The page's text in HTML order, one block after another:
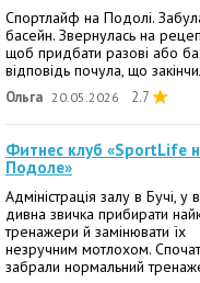
Спортлайф на Подолі.
басейн. Звернулась на
щоб придбати разові або
відповідь почула, що
Ольга 20.05.2026 2.7
Фитнес клуб «SportLife
Подоле»
Адміністрація залу в Бучі, у
дивна звичка прибирати
тренажери й замінювати їх
незручним мотлохом.
забрали нормальний